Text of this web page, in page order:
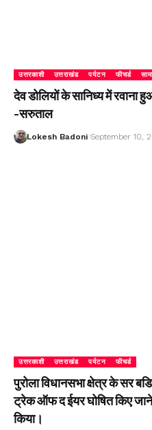
उत्तरकाशी उत्तराखंड पर्यटन फीचर्ड
देव डोलियों के सानिध्य में
-सरुताल
Lokesh Badoni September 10,
उत्तरकाशी उत्तराखंड पर्यटन फीचर्ड
पुरोला विधानसभा क्षेत्र के सर
ट्रेक ऑफ द ईयर घोषित किए
किया।